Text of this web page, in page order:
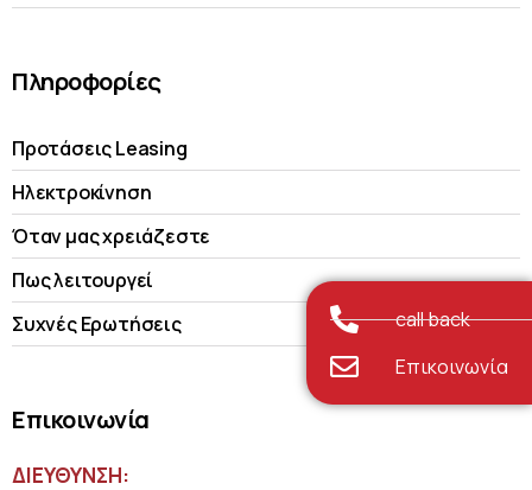
Πληροφορίες
Προτάσεις Leasing
Ηλεκτροκίνηση
Όταν μας χρειάζεστε
Πως λειτουργεί
Συχνές Ερωτήσεις
Επικοινωνία
ΔΙΕΥΘΥΝΣΗ:
call back
Επικοινωνία